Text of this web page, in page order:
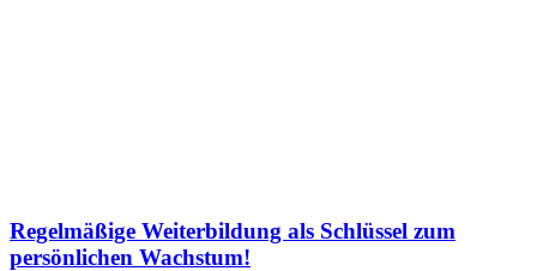
Regelmäßige Weiterbildung als Schlüssel zum
persönlichen Wachstum!